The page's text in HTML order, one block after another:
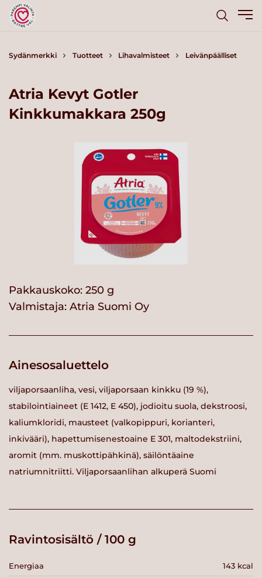
Sydänmerkki Tuotteet Lihavalmisteet Leivänpäälliset
Atria Kevyt Gotler
Kinkkumakkara 250g
Pakkauskoko: 250 g
Valmistaja: Atria Suomi Oy
Ainesosaluettelo
viljaporsaanliha, vesi, viljaporsaan kinkku (19 %),
stabilointiaineet (E 1412, E 450), jodioitu suola, dekstroosi,
kaliumkloridi, mausteet (valkopippuri, korianteri,
inkivääri), hapettumisenestoaine E 301, maltodekstriini,
aromit (mm. muskottipähkinä), säilöntäaine
natriumnitriitti. Viljaporsaanlihan alkuperä Suomi
Ravintosisältö / 100 g
Energiaa 143 kcal